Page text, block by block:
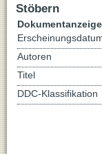
Stöbern
Dokumentanzeige
Autoren
Titel
DDC-Klassifikation